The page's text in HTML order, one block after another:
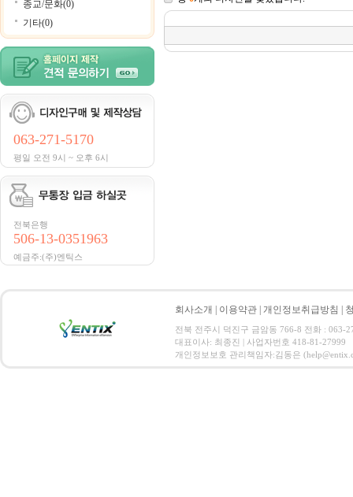
종교/문화(0)
기타(0)
063-271-5170
평일 오전 9시 ~ 오후 6시
전북은행
506-13-0351963
예금주:(주)엔틱스
회사소개 이용약관 개인정보취급방침
전북 전주시 덕진구 금암동 766-8 전화 : 063-
대표이사: 최종진 | 사업자번호 418-81-27999
개인정보보호 관리책임자:김동은